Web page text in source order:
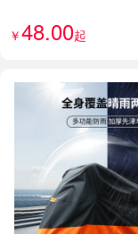
￥48.00起